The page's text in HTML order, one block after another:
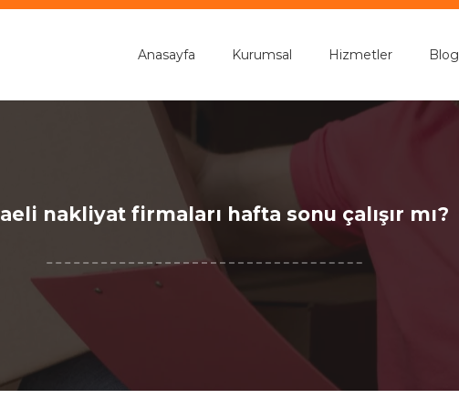
Anasayfa Kurumsal Hizmetler Blog
nakliyat firmaları hafta sonu çalışır mı?